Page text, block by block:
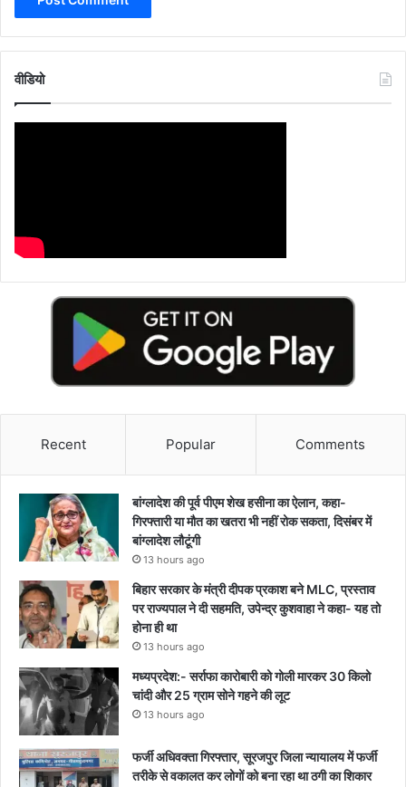
वीडियो
Recent Popular Comments
बांग्लादेश की पूर्व पीएम शेख हसीना का ऐलान, कहा-
गिरफ्तारी या मौत का खतरा भी नहीं रोक सकता, दिसंबर में
बांग्लादेश लौटूंगी
13 hours ago
बिहार सरकार के मंत्री दीपक प्रकाश बने MLC, प्रस्ताव
पर राज्यपाल ने दी सहमति, उपेन्द्र कुशवाहा ने कहा- यह तो
होना ही था
13 hours ago
मध्यप्रदेश:- सर्राफा कारोबारी को गोली मारकर 30 किलो
चांदी और 25 ग्राम सोने गहने की लूट
13 hours ago
फर्जी अधिवक्ता गिरफ्तार, सूरजपुर जिला न्यायालय में फर्जी
तरीके से वकालत कर लोगों को बना रहा था ठगी का शिकार